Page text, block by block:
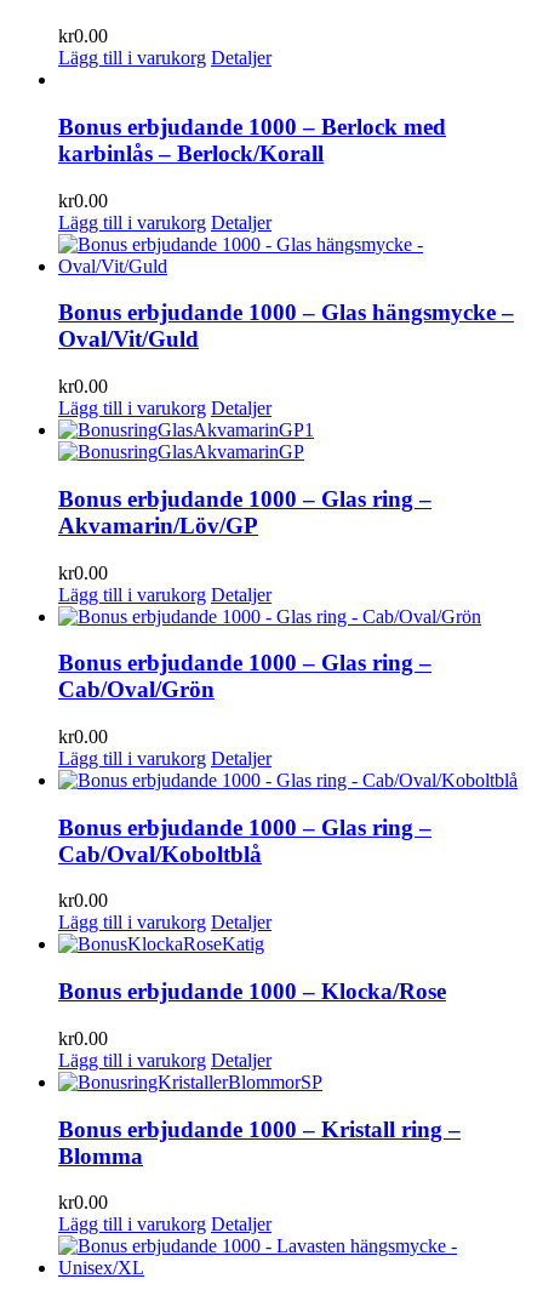
kr0.00
Lägg till i varukorg Detaljer
Bonus erbjudande 1000 – Berlock med
karbinlås – Berlock/Korall
kr0.00
Lägg till i varukorg Detaljer
Bonus erbjudande 1000 – Glas hängsmycke –
Oval/Vit/Guld
kr0.00
Lägg till i varukorg Detaljer
Bonus erbjudande 1000 – Glas ring –
Akvamarin/Löv/GP
kr0.00
Lägg till i varukorg Detaljer
Bonus erbjudande 1000 – Glas ring –
Cab/Oval/Grön
kr0.00
Lägg till i varukorg Detaljer
Bonus erbjudande 1000 – Glas ring –
Cab/Oval/Koboltblå
kr0.00
Lägg till i varukorg Detaljer
Bonus erbjudande 1000 – Klocka/Rose
kr0.00
Lägg till i varukorg Detaljer
Bonus erbjudande 1000 – Kristall ring –
Blomma
kr0.00
Lägg till i varukorg Detaljer